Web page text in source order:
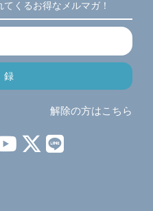
くるお得なメルマガ！
解除の方はこちら